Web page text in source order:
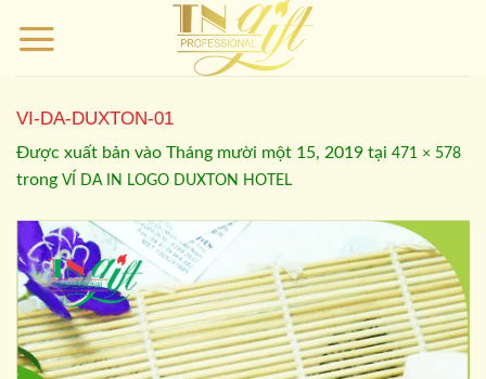
qua
VI-DA-DUXTON-01
Được xuất bản vào Tháng mười một 15, 2019 tại 471 × 578
trong VÍ DA IN LOGO DUXTON HOTEL